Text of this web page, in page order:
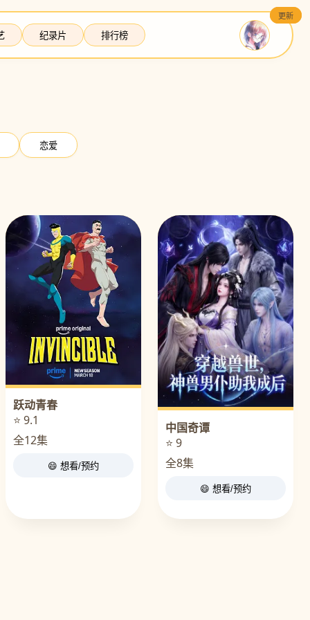
纪录片 排行榜
恋爱
更新
更新
跃动青春
⭐ 9.1
全12集
😄 想看/预约
中国奇谭
⭐ 9
全8集
😄 想看/预约